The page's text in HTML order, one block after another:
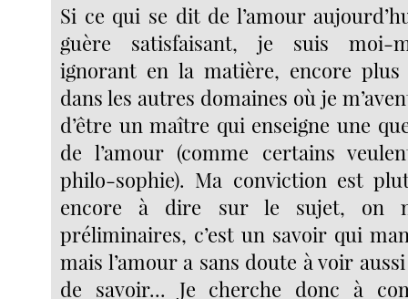
Si ce qui se dit de l’amour
guère satisfaisant, je suis moi-
ignorant en la matière, encore plus
dans les autres domaines où je
d’être un maître qui enseigne une
de l’amour (comme certains
philo-sophie). Ma conviction est
encore à dire sur le sujet, on
préliminaires, c’est un savoir qui
mais l’amour a sans doute à voir
de savoir... Je cherche donc à